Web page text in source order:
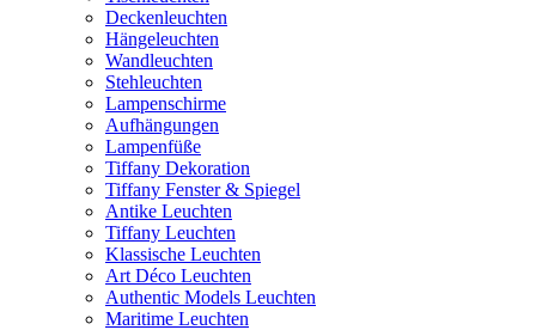
Deckenleuchten
Hängeleuchten
Wandleuchten
Stehleuchten
Lampenschirme
Aufhängungen
Lampenfüße
Tiffany Dekoration
Tiffany Fenster & Spiegel
Antike Leuchten
Tiffany Leuchten
Klassische Leuchten
Art Déco Leuchten
Authentic Models Leuchten
Maritime Leuchten